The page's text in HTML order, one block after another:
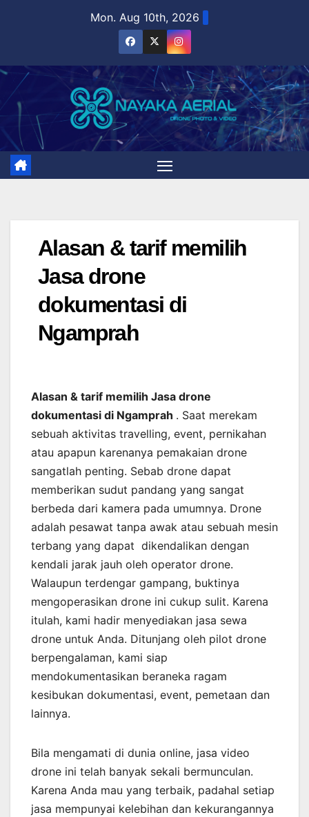
Mon. Aug 10th, 2026
Alasan & tarif memilih
Jasa drone
dokumentasi di
Ngamprah
Alasan & tarif memilih Jasa drone
dokumentasi di Ngamprah . Saat merekam
sebuah aktivitas travelling, event, pernikahan
atau apapun karenanya pemakaian drone
sangatlah penting. Sebab drone dapat
memberikan sudut pandang yang sangat
berbeda dari kamera pada umumnya. Drone
adalah pesawat tanpa awak atau sebuah mesin
terbang yang dapat dikendalikan dengan
kendali jarak jauh oleh operator drone.
Walaupun terdengar gampang, buktinya
mengoperasikan drone ini cukup sulit. Karena
itulah, kami hadir menyediakan jasa sewa
drone untuk Anda. Ditunjang oleh pilot drone
berpengalaman, kami siap
mendokumentasikan beraneka ragam
kesibukan dokumentasi, event, pemetaan dan
lainnya.
Bila mengamati di dunia online, jasa video
drone ini telah banyak sekali bermunculan.
Karena Anda mau yang terbaik, padahal setiap
jasa mempunyai kelebihan dan kekurangannya